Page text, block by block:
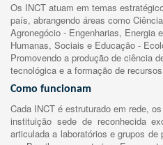
Os INCT atuam em temas
país, abrangendo áreas como
Agronegócio - Engenharias, Energia
Humanas, Sociais e Educação -
Promovendo a produção de ciência
tecnológica e a formação de
Como funcionam
Cada INCT é estruturado em rede,
instituição sede de reconhecida
articulada a laboratórios e grupos